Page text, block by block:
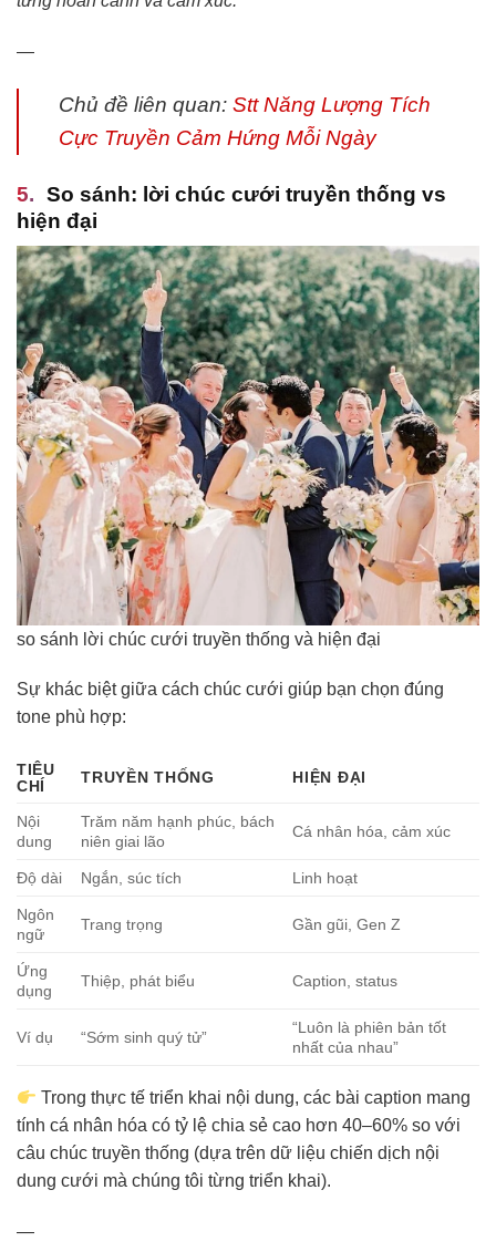
—
Chủ đề liên quan: Stt Năng Lượng Tích
Cực Truyền Cảm Hứng Mỗi Ngày
So sánh: lời chúc cưới truyền thống vs
hiện đại
so sánh lời chúc cưới truyền thống và hiện đại
Sự khác biệt giữa cách chúc cưới giúp bạn chọn đúng
tone phù hợp:
TIÊU
CHÍ
TRUYỀN THỐNG HIỆN ĐẠI
Nội
dung
Trăm năm hạnh phúc, bách
niên giai lão
Cá nhân hóa, cảm xúc
Độ dài Ngắn, súc tích Linh hoạt
Ngôn
ngữ
Trang trọng Gần gũi, Gen Z
Ứng
dụng
Thiệp, phát biểu Caption, status
Ví dụ “Sớm sinh quý tử”
“Luôn là phiên bản tốt
nhất của nhau”
Trong thực tế triển khai nội dung, các bài caption mang
tính cá nhân hóa có tỷ lệ chia sẻ cao hơn 40–60% so với
câu chúc truyền thống (dựa trên dữ liệu chiến dịch nội
dung cưới mà chúng tôi từng triển khai).
—